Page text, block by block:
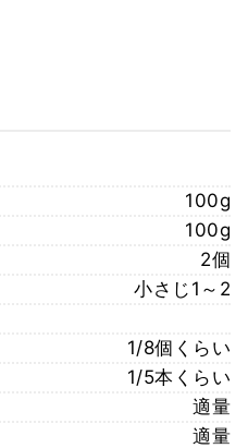
100g
100g
2個
小さじ1～2
1/8個くらい
1/5本くらい
適量
適量